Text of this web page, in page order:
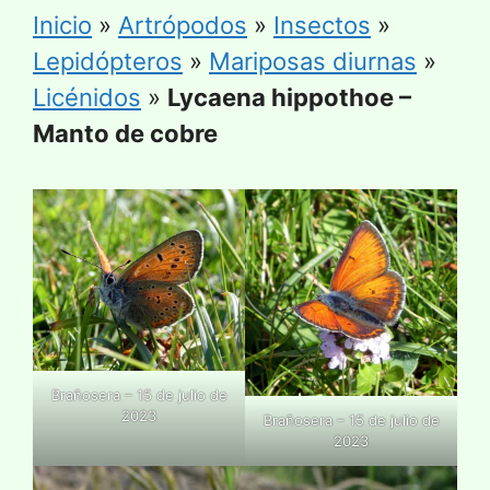
Inicio » Artrópodos » Insectos »
Lepidópteros » Mariposas diurnas »
Licénidos » Lycaena hippothoe –
Manto de cobre
Brañosera – 15 de julio de
2023
Brañosera – 15 de julio de
2023